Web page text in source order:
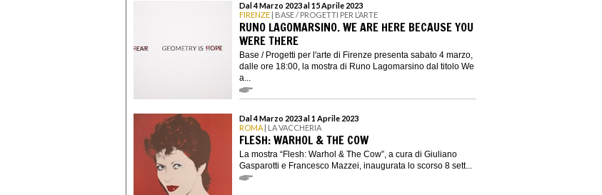
Dal 4 Marzo 2023 al 15 Aprile 2023
FIRENZE | BASE / PROGETTI PER L’ARTE
RUNO LAGOMARSINO. WE ARE HERE BECAUSE YOU
WERE THERE
Base / Progetti per l'arte di Firenze presenta sabato 4 marzo,
dalle ore 18:00, la mostra di Runo Lagomarsino dal titolo We
a...
Dal 4 Marzo 2023 al 1 Aprile 2023
ROMA | LA VACCHERIA
FLESH: WARHOL & THE COW
La mostra “Flesh: Warhol & The Cow”, a cura di Giuliano
Gasparotti e Francesco Mazzei, inaugurata lo scorso 8 sett...